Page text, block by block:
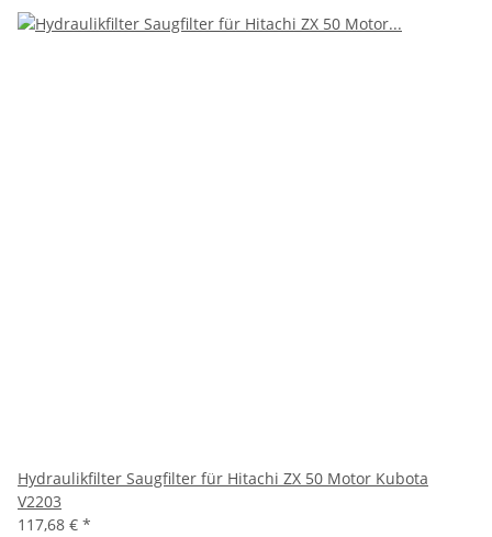
Hydraulikfilter Saugfilter für Hitachi ZX 50 Motor Kubota
V2203
117,68 € *